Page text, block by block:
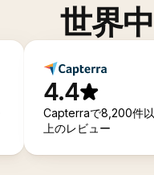
世界
4.4
Capterraで8,200件以
上のレビュー